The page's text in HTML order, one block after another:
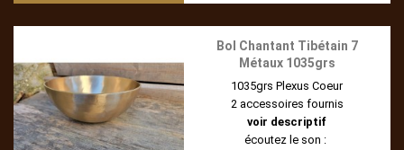
Bol Chantant Tibétain 7
Métaux 1035grs
1035grs Plexus Coeur
2 accessoires fournis
voir descriptif
écoutez le son :